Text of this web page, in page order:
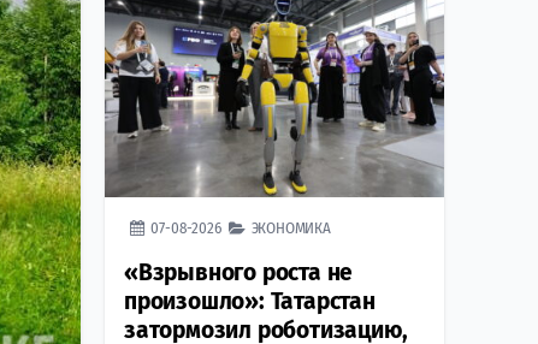
07-08-2026 ЭКОНОМИКА
«Взрывного роста не
произошло»: Татарстан
затормозил роботизацию,